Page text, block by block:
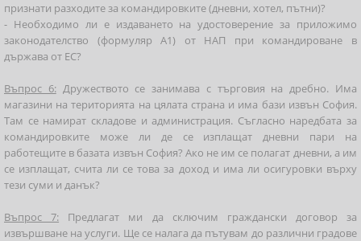
признати разходите за командировките (дневни, хотел, пътни)?
- Необходимо ли е издаването на удостоверение за приложимо
законодателство (формуляр А1) от НАП при командироване в
държава от ЕС?
Въпрос 6:Дружеството се занимава с търговия на дребно. Има
магазини на територията на цялата страна и има бази извън София.
Там се намират складове и администрация. Съгласно наредбата за
командировките може ли де се изплащат дневни пари на
работещите в базата извън София? Ако не им се полагат дневни, а им
се изплащат, счита ли се това за доход и има ли осигуровки върху
тези суми и данък?
Въпрос 7: Предлагат ми да сключим граждански договор за
извършване на услуги. Ще се налага да пътувам до различни градове